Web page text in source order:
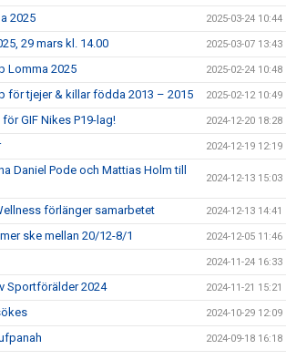
2025 2025-03-24 10:44
29 mars kl. 14.00 2025-03-07 13:43
Lomma 2025 2025-02-24 10:48
för tjejer & killar födda 2013 – 2015 2025-02-12 10:49
GIF Nikes P19-lag! 2024-12-20 18:28
2024-12-19 12:19
Daniel Pode och Mattias Holm till
2024-12-13 15:03
förlänger samarbetet 2024-12-13 14:41
ske mellan 20/12-8/1 2024-12-05 11:46
2024-11-24 16:33
Sportförälder 2024 2024-11-21 15:21
2024-10-29 12:09
2024-09-18 16:18